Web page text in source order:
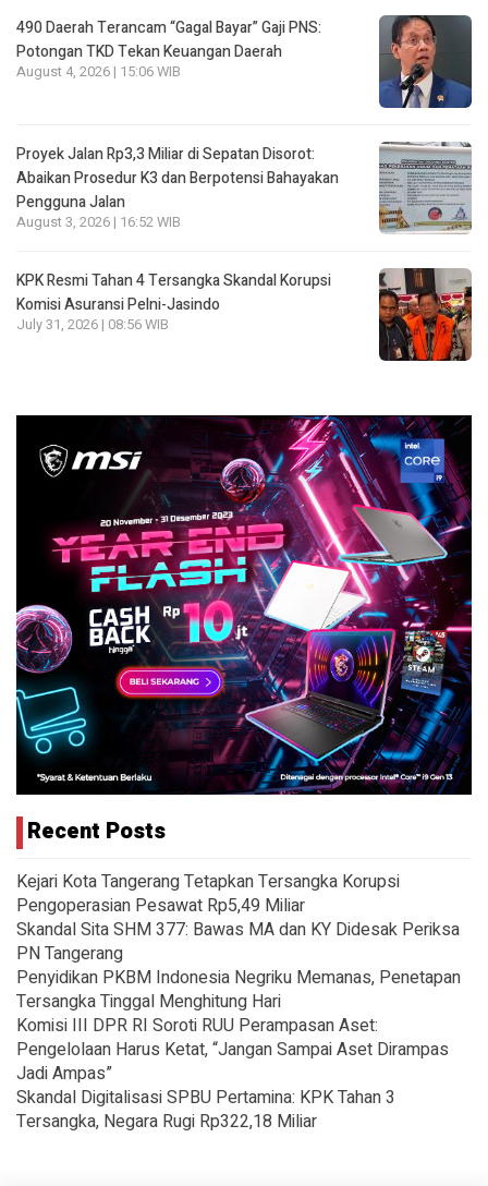
490 Daerah Terancam “Gagal Bayar” Gaji PNS:
Potongan TKD Tekan Keuangan Daerah
August 4, 2026 | 15:06 WIB
Proyek Jalan Rp3,3 Miliar di Sepatan Disorot:
Abaikan Prosedur K3 dan Berpotensi Bahayakan
Pengguna Jalan
August 3, 2026 | 16:52 WIB
KPK Resmi Tahan 4 Tersangka Skandal Korupsi
Komisi Asuransi Pelni-Jasindo
July 31, 2026 | 08:56 WIB
Recent Posts
Kejari Kota Tangerang Tetapkan Tersangka Korupsi
Pengoperasian Pesawat Rp5,49 Miliar
Skandal Sita SHM 377: Bawas MA dan KY Didesak Periksa
PN Tangerang
Penyidikan PKBM Indonesia Negriku Memanas, Penetapan
Tersangka Tinggal Menghitung Hari
Komisi III DPR RI Soroti RUU Perampasan Aset:
Pengelolaan Harus Ketat, “Jangan Sampai Aset Dirampas
Jadi Ampas”
Skandal Digitalisasi SPBU Pertamina: KPK Tahan 3
Tersangka, Negara Rugi Rp322,18 Miliar